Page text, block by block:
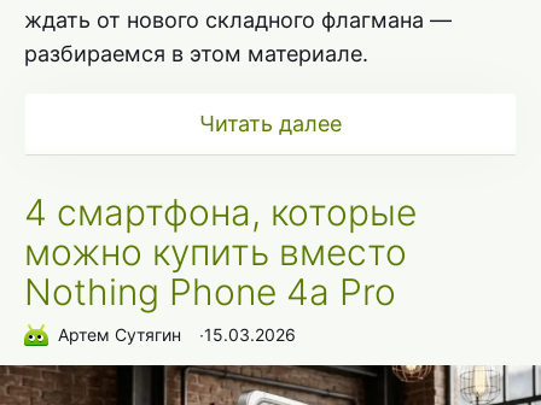
ждать от нового складного флагмана —
разбираемся в этом материале.
Читать далее
4 смартфона, которые
можно купить вместо
Nothing Phone 4a Pro
Артем Сутягин ∙15.03.2026